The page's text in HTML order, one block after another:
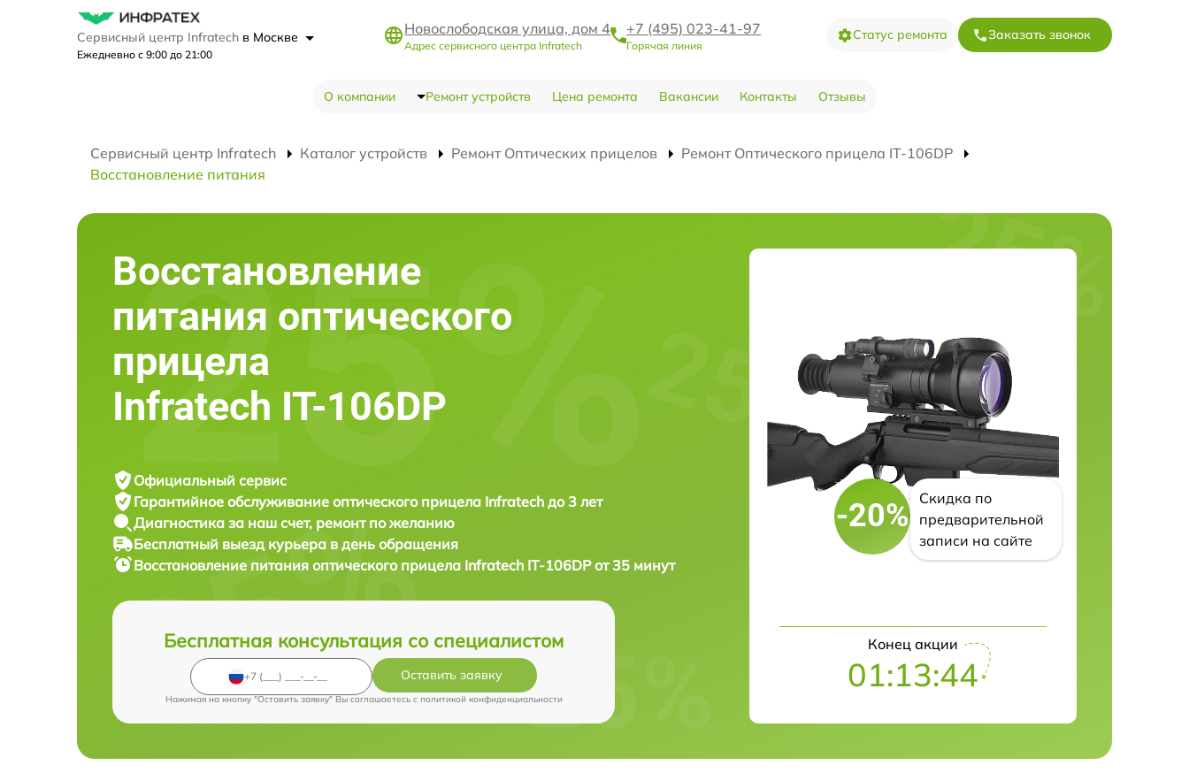
Сервисный центр Infratech в Москве
Ежедневно с 9:00 до 21:00
Новослободская улица, дом 4
Адрес сервисного центра Infratech
+7 (495) 023-41-97
Горячая линия
Статус ремонта Заказать звонок
О компании Ремонт устройств Цена ремонта Вакансии Контакты Отзывы
Сервисный центр Infratech Каталог устройств Ремонт Оптических прицелов
Ремонт Оптического прицела IT-106DP
Восстановление питания
Восстановление
питания оптического
прицела
Infratech IT-106DP
Официальный сервис
Гарантийное обслуживание оптического прицела Infratech до 3 лет
Диагностика за наш счет, ремонт по желанию
Бесплатный выезд курьера в день обращения
Восстановление питания оптического прицела Infratech IT-106DP от 35 минут
Бесплатная консультация со специалистом
Оставить заявку
Нажимая на кнопку "Оставить заявку" Вы соглашаетесь c политикой конфиденциальности
-20%
Скидка по
предварительной
записи на сайте
Конец акции
01:13:43